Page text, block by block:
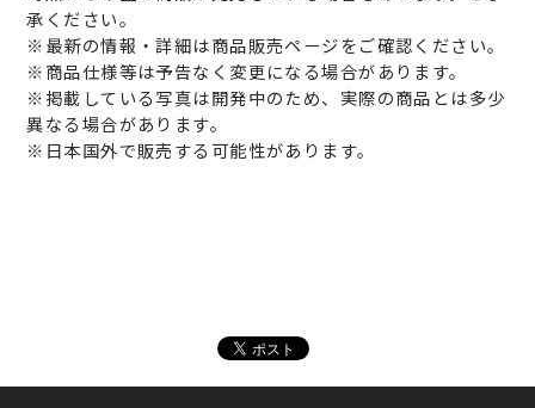
承ください。
※最新の情報・詳細は商品販売ページをご確認ください。
※商品仕様等は予告なく変更になる場合があります。
※掲載している写真は開発中のため、実際の商品とは多少
異なる場合があります。
※日本国外で販売する可能性があります。